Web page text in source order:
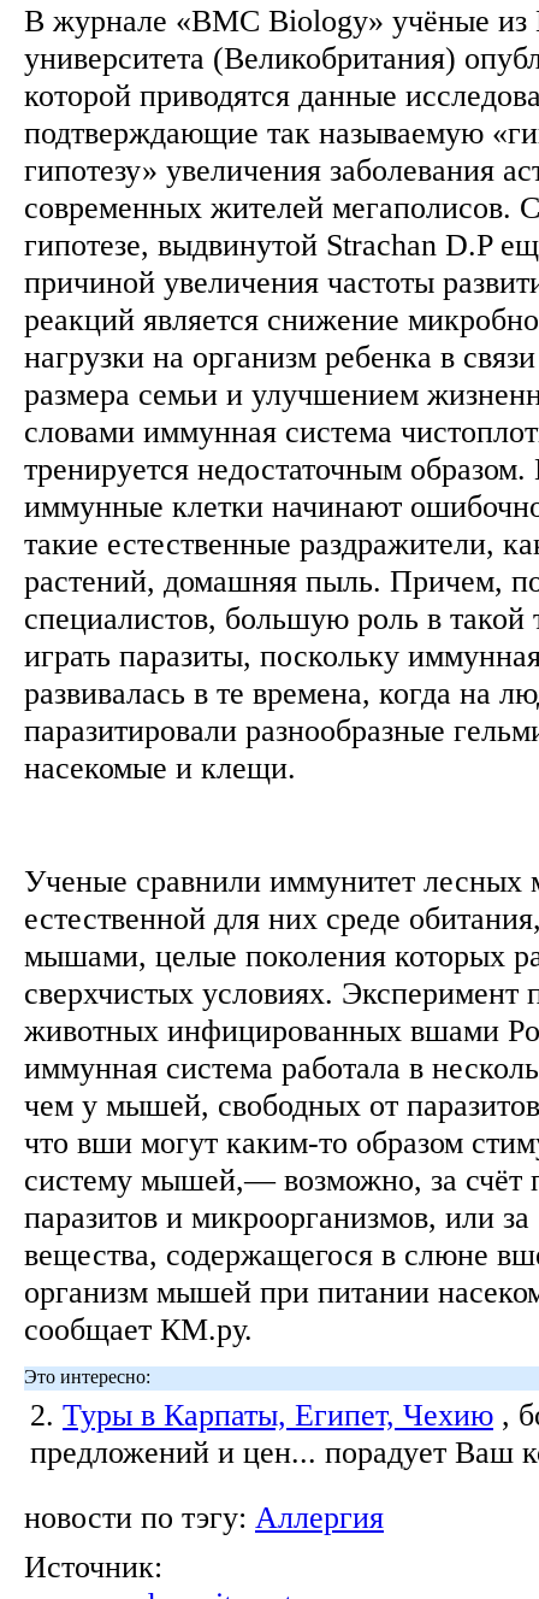
В журнале «BMC Biology» учёные из
университета (Великобритания)
которой приводятся данные
подтверждающие так называемую
гипотезу» увеличения заболевания
современных жителей мегаполисов.
гипотезе, выдвинутой Strachan D.P
причиной увеличения частоты
реакций является снижение
нагрузки на организм ребенка в
размера семьи и улучшением
словами иммунная система
тренируется недостаточным образом.
иммунные клетки начинают
такие естественные раздражители,
растений, домашняя пыль. Причем,
специалистов, большую роль в такой
играть паразиты, поскольку
развивалась в те времена, когда на
паразитировали разнообразные
насекомые и клещи.
Ученые сравнили иммунитет
естественной для них среде
мышами, целые поколения которых
сверхчистых условиях. Эксперимент
животных инфицированных вшами
иммунная система работала в
чем у мышей, свободных от
что вши могут каким-то образом
систему мышей,— возможно, за счёт
паразитов и микроорганизмов, или за
вещества, содержащегося в слюне
организм мышей при питании
сообщает КМ.ру.
Это интересно:
2. Туры в Карпаты, Египет, Чехию ,
предложений и цен... порадует Ваш
новости по тэгу: Аллергия
Источник: